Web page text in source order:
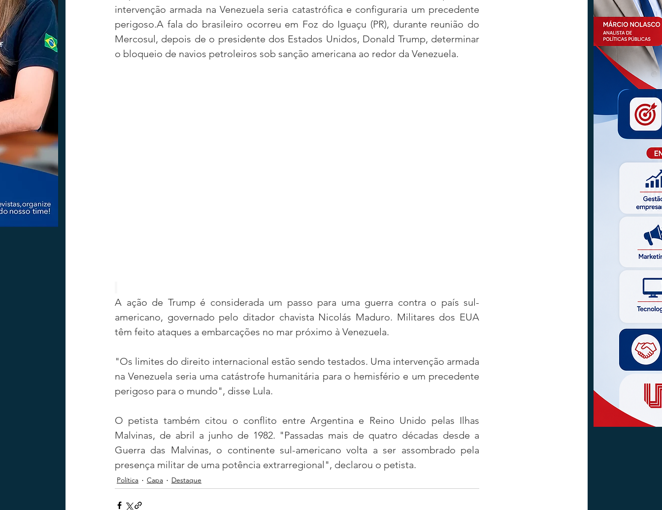
Tecnologia Nacional Internacional Justiça Fama-Celebridades
intervenção armada na Venezuela seria catastrófica e configuraria um precedente
perigoso.A fala do brasileiro ocorreu em Foz do Iguaçu (PR), durante reunião do
Mercosul, depois de o presidente dos Estados Unidos, Donald Trump, determinar
o bloqueio de navios petroleiros sob sanção americana ao redor da Venezuela.
A ação de Trump é considerada um passo para uma guerra contra o país sul-
americano, governado pelo ditador chavista Nicolás Maduro. Militares dos EUA
têm feito ataques a embarcações no mar próximo à Venezuela.
"Os limites do direito internacional estão sendo testados. Uma intervenção armada
na Venezuela seria uma catástrofe humanitária para o hemisfério e um precedente
perigoso para o mundo", disse Lula.
O petista também citou o conflito entre Argentina e Reino Unido pelas Ilhas
Malvinas, de abril a junho de 1982. "Passadas mais de quatro décadas desde a
Guerra das Malvinas, o continente sul-americano volta a ser assombrado pela
presença militar de uma potência extrarregional", declarou o petista.
Política Capa Destaque